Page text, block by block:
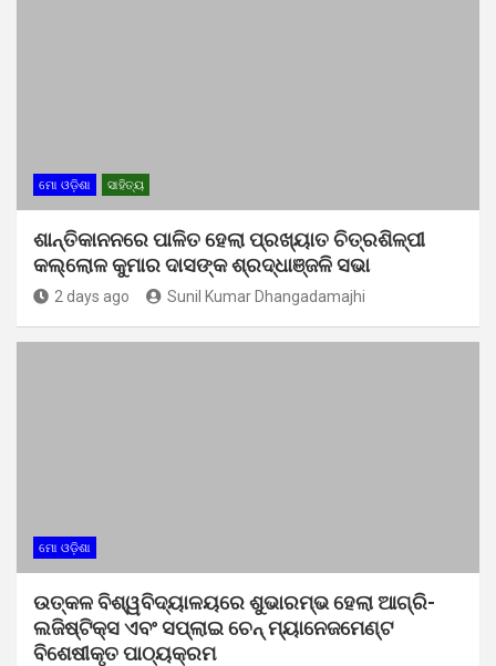
ମୋ ଓଡ଼ିଶା ସାହିତ୍ୟ
ଶାନ୍ତିକାନନରେ ପାଳିତ ହେଲା ପ୍ରଖ୍ୟାତ ଚିତ୍ରଶିଳ୍ପୀ
କଲ୍ଲୋଳ କୁମାର ଦାସଙ୍କ ଶ୍ରଦ୍ଧାଞ୍ଜଳି ସଭା
2 days ago Sunil Kumar Dhangadamajhi
ମୋ ଓଡ଼ିଶା
ଉତ୍କଳ ବିଶ୍ୱବିଦ୍ୟାଳୟରେ ଶୁଭାରମ୍ଭ ହେଲା ଆଗ୍ରି-
ଲଜିଷ୍ଟିକ୍ସ ଏବଂ ସପ୍ଲାଇ ଚେନ୍ ମ୍ୟାନେଜମେଣ୍ଟ
ବିଶେଷୀକୃତ ପାଠ୍ୟକ୍ରମ